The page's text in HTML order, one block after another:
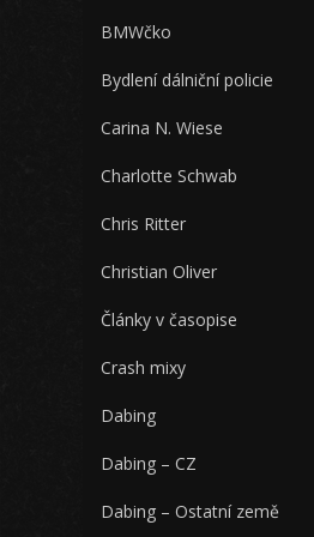
BMWčko
Bydlení dálniční policie
Carina N. Wiese
Charlotte Schwab
Chris Ritter
Christian Oliver
Články v časopise
Crash mixy
Dabing
Dabing – CZ
Dabing – Ostatní země